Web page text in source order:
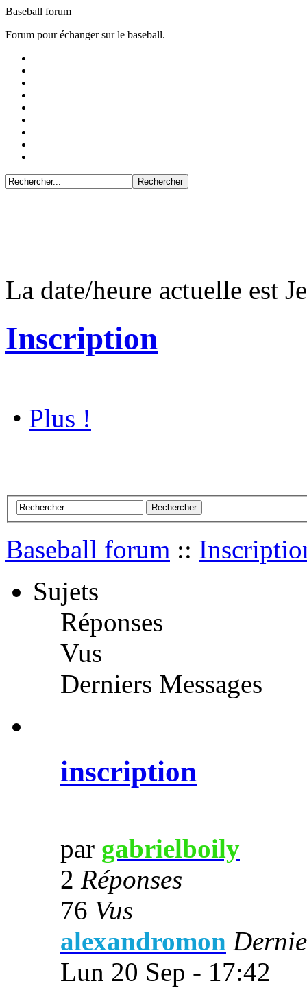
Baseball forum
Forum pour échanger sur le baseball.
La date/heure actuelle est
Inscription
• Plus !
Baseball forum ::
Sujets
Réponses
Vus
Derniers Messages
inscription
par gabrielboily
2 Réponses
76 Vus
alexandromon
Lun 20 Sep - 17:42